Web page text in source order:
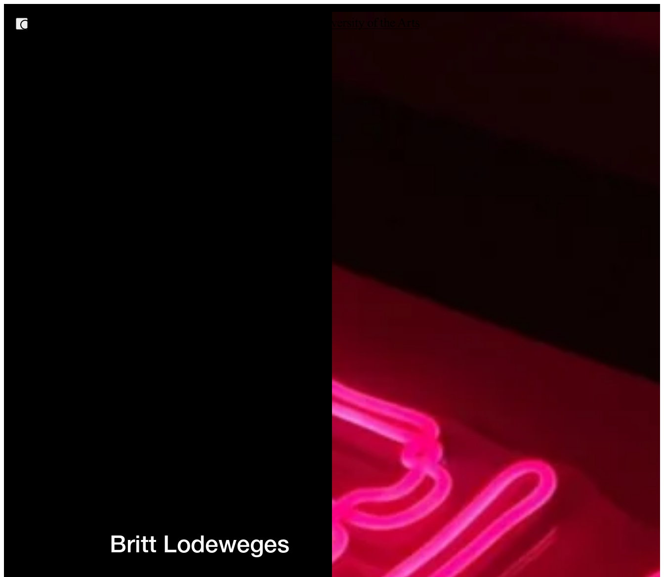
Britt Lodeweges